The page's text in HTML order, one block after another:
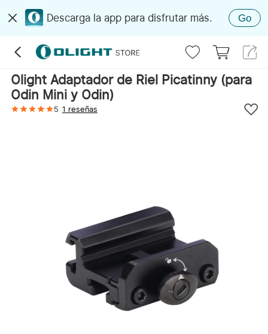
Descarga la app para disfrutar más. Go
Olight Adaptador de Riel Picatinny (para
Odin Mini y Odin)
5 1 reseñas